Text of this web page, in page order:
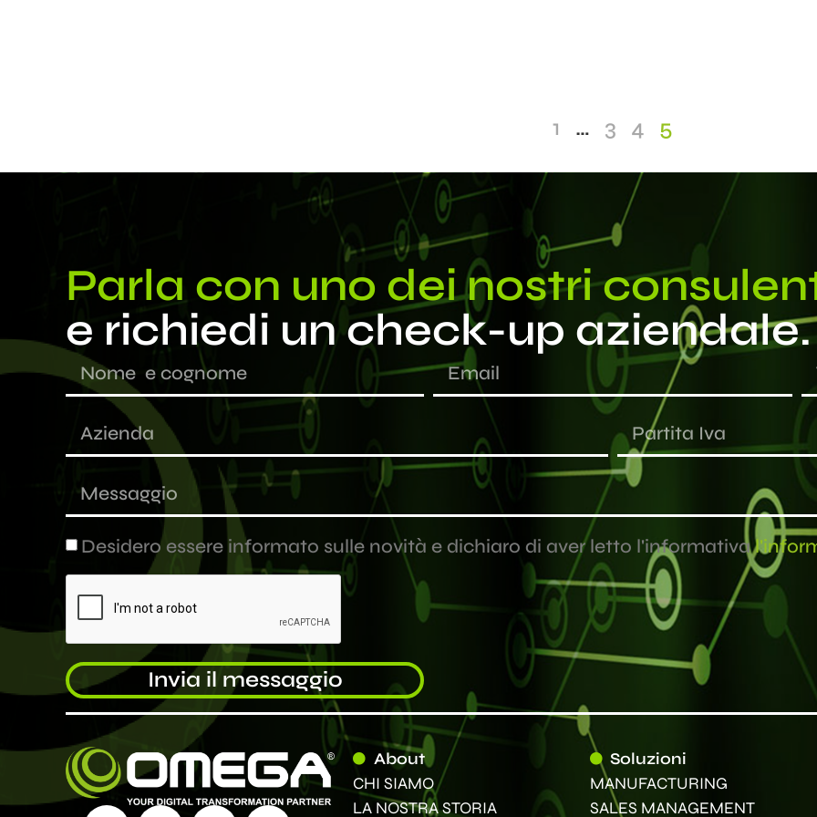
1 … 3 4 5
Parla con uno dei nostri
e richiedi un check-up aziendale.
Desidero essere informato sulle novità e dichiaro di aver letto l'informativa
Invia il messaggio
Alternative:
About
CHI SIAMO
LA NOSTRA STORIA
Soluzioni
MANUFACTURING
SALES MANAGEMENT